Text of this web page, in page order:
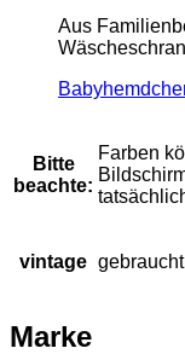
Aus
Bitte
beachte:
Farben
vintage gebraucht
Marke